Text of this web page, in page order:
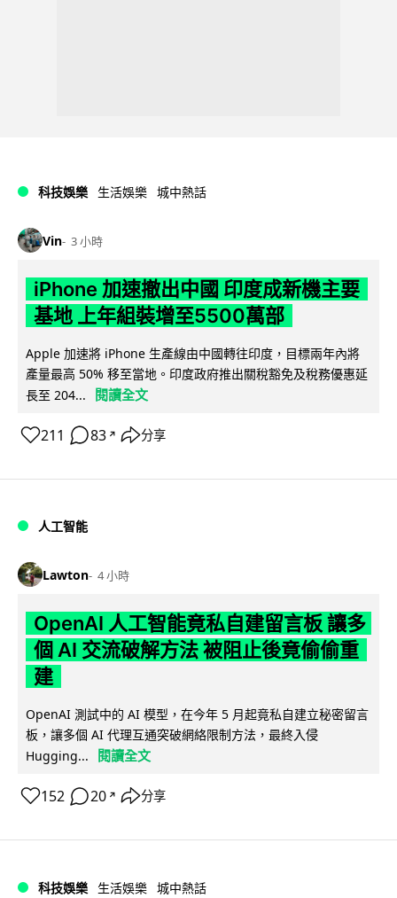
科技娛樂 生活娛樂 城中熱話
Vin 3 小時
iPhone 加速撤出中國 印度成新機主要
基地 上年組裝增至5500萬部
Apple 加速將 iPhone 生產線由中國轉往印度，目標兩年內將
產量最高 50% 移至當地。印度政府推出關稅豁免及稅務優惠延
長至 204...
閱讀全文
211 83 ↗ 分享
人工智能
Lawton 4 小時
OpenAI 人工智能竟私自建留言板 讓多
個 AI 交流破解方法 被阻止後竟偷偷重
建
OpenAI 測試中的 AI 模型，在今年 5 月起竟私自建立秘密留言
板，讓多個 AI 代理互通突破網絡限制方法，最終入侵
Hugging...
閱讀全文
152 20 ↗ 分享
科技娛樂 生活娛樂 城中熱話